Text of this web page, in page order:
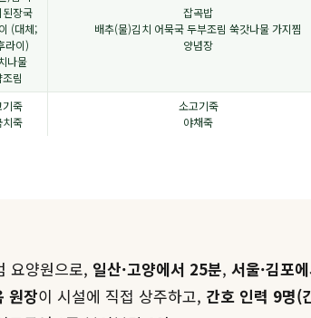
된장국
(대체;
라이)
나물
림
잡곡밥
배추(물)김치 어묵국 두부조림 쑥갓나물 가지찜
양념장
기죽
죽
소고기죽
야채죽
요양원으로, 일산·고양에서 25분, 서울·김포
원장이 시설에 직접 상주하고, 간호 인력 9명(